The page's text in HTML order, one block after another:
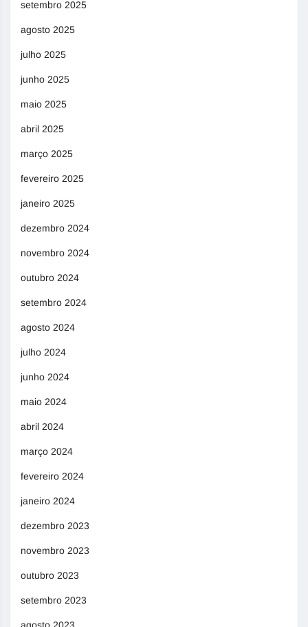
setembro 2025
agosto 2025
julho 2025
junho 2025
maio 2025
abril 2025
março 2025
fevereiro 2025
janeiro 2025
dezembro 2024
novembro 2024
outubro 2024
setembro 2024
agosto 2024
julho 2024
junho 2024
maio 2024
abril 2024
março 2024
fevereiro 2024
janeiro 2024
dezembro 2023
novembro 2023
outubro 2023
setembro 2023